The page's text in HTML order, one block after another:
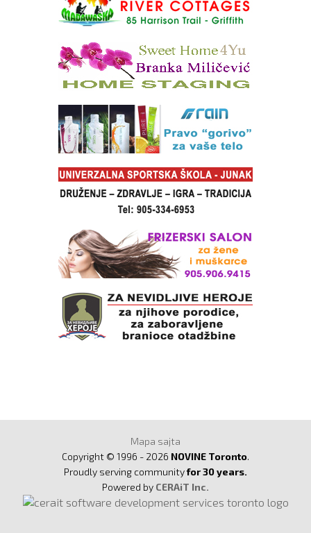
Mapa sajta
Copyright © 1996 - 2026 NOVINE Toronto.
Proudly serving communityfor 30 years.
Powered by CERAiT Inc.